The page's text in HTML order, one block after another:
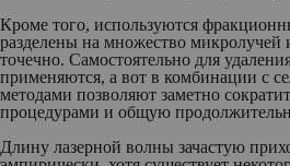
Кроме того, используются
разделены на множество микролучей
точечно. Самостоятельно для
применяются, а вот в комбинации с
методами позволяют заметно
процедурами и общую
Длину лазерной волны зачастую